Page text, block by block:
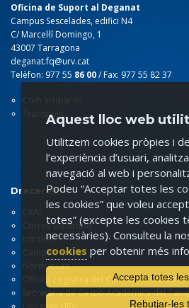
Oficina de Suport al Deganat
Campus Sescelades, edifici N4
C/ Marcel·lí Domingo, 1
43007 Tarragona
deganat.fq@urv.cat
Telèfon: 977 55 86 00/ Fax: 977 55 82 37
Com arribar-hi
Transport
Dreceres
CRAI
Correu electrònic
Intranet
Campus virtual
Normatives
Oficina Logística del Campus Sescelades
Secretaria de Gestió Acadèmica del
Aquest lloc web
Utilitzem cookies pròpies i
l’experiència d’usuari,
navegació al web i
Podeu “Acceptar totes les
les cookies” que voleu
totes” (excepte les cookies
necessàries). Consulteu la
cookies per obtenir més
Accepta totes
Rebutjar-les